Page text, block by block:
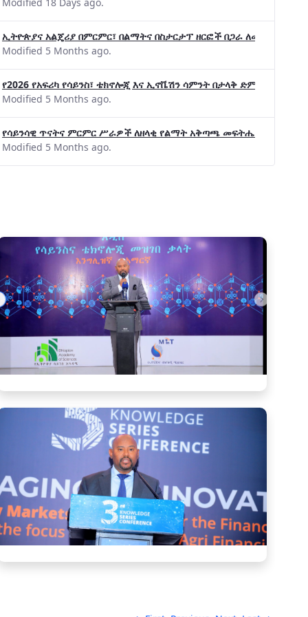
ኢትዮጵያና አልጄሪያ በምርምር፣ በልማትና በስታርታፕ ዘርፎች በጋራ ለመስራት መከሩ፡፡
Modified 5 Months ago.
የ2026 የአፍሪካ የሳይንስ፣ ቴክኖሎጂ እና ኢኖቬሽን ሳምንት በታላቅ ድምቀት
Modified 5 Months ago.
የሳይንሳዊ ጥናትና ምርምር ሥራዎች ለዘላቂ የልማት አቅጣጫ መፍትሔ ጠቋሚ
Modified 5 Months ago.